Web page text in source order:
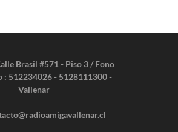
Brasil #571 - Piso 3 / Fono
: 512234026 - 5128111300 -
Vallenar